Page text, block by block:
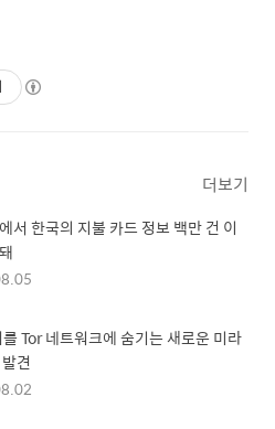
더보기
서 한국의 지불 카드 정보 백만 건 이
Tor 네트워크에 숨기는 새로운 미라
견